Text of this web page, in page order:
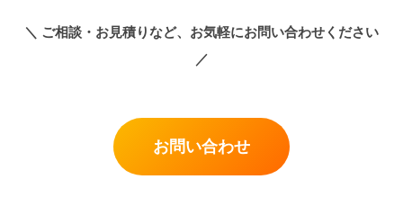
＼ ご相談・お見積りなど、お気軽にお問い合わせください
／
お問い合わせ